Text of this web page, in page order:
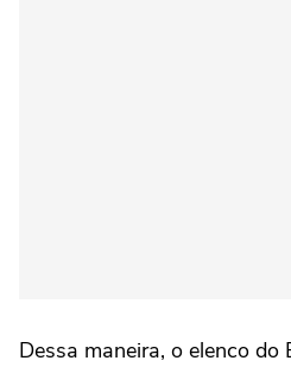
Dessa maneira, o elenco